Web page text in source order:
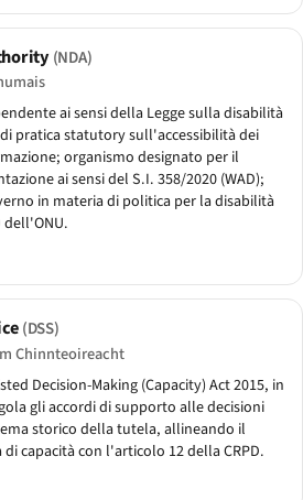
(NDA)
ai sensi della Legge sulla disabilità
pratica statutory sull'accessibilità dei
organismo designato per il
ai sensi del S.I. 358/2020 (WAD);
in materia di politica per la disabilità
dell'ONU.
(DSS)
Chinnteoireacht
Decision-Making (Capacity) Act 2015, in
gli accordi di supporto alle decisioni
storico della tutela, allineando il
capacità con l'articolo 12 della CRPD.